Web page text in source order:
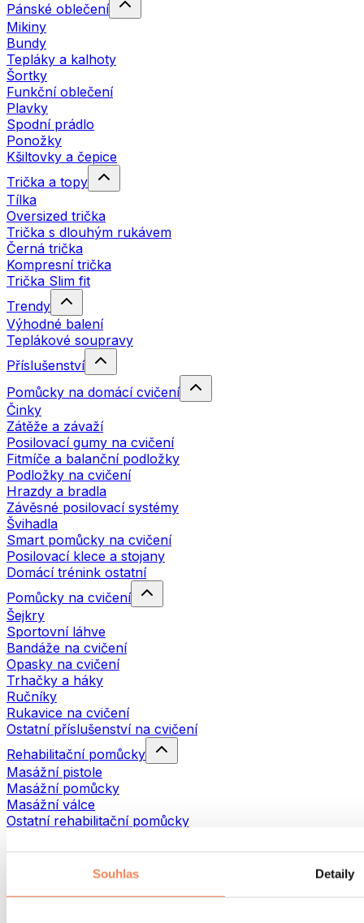
Souhlas Detaily
Pánské oblečení
Mikiny
Bundy
Tepláky a kalhoty
Šortky
Funkční oblečení
Plavky
Spodní prádlo
Ponožky
Kšiltovky a čepice
Trička a topy
Tílka
Oversized trička
Trička s dlouhým rukávem
Černá trička
Kompresní trička
Trička Slim fit
Trendy
Výhodné balení
Teplákové soupravy
Příslušenství
Pomůcky na domácí cvičení
Činky
Zátěže a závaží
Posilovací gumy na cvičení
Fitmíče a balanční podložky
Podložky na cvičení
Hrazdy a bradla
Závěsné posilovací systémy
Švihadla
Smart pomůcky na cvičení
Posilovací klece a stojany
Domácí trénink ostatní
Pomůcky na cvičení
Šejkry
Sportovní láhve
Bandáže na cvičení
Opasky na cvičení
Trhačky a háky
Ručníky
Rukavice na cvičení
Ostatní příslušenství na cvičení
Rehabilitační pomůcky
Masážní pistole
Masážní pomůcky
Masážní válce
Ostatní rehabilitační pomůcky
Batohy